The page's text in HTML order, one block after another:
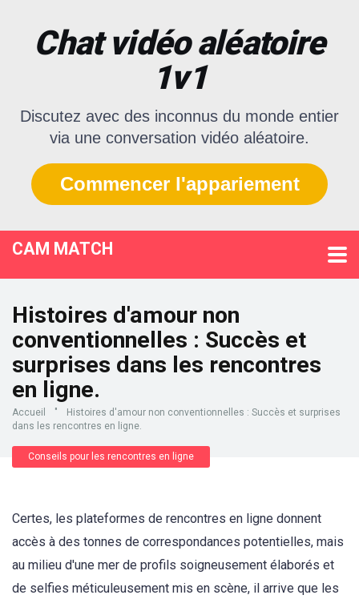
Chat vidéo aléatoire
1v1
Discutez avec des inconnus du monde entier
via une conversation vidéo aléatoire.
Commencer l'appariement
CAM MATCH
Histoires d'amour non
conventionnelles : Succès et
surprises dans les rencontres
en ligne.
Accueil "
Histoires d'amour non conventionnelles : Succès et surprises
dans les rencontres en ligne.
Conseils pour les rencontres en ligne
Certes, les plateformes de rencontres en ligne donnent
accès à des tonnes de correspondances potentielles, mais
au milieu d'une mer de profils soigneusement élaborés et
de selfies méticuleusement mis en scène, il arrive que les